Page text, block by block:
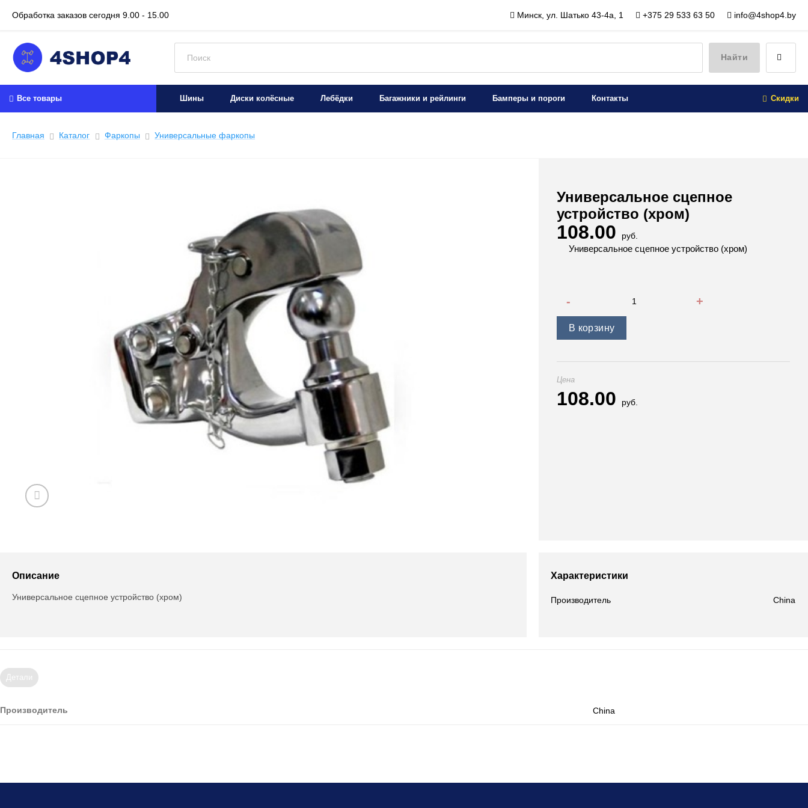
Обработка заказов сегодня 9.00 - 15.00 Минск, ул. Шатько 43-4а, 1 +375 29 533 63 50 info@4shop4.by
Найти
Все товары Шины Диски колёсные Лебёдки Багажники и рейлинги Бамперы и пороги Контакты Скидки
Главная Каталог Фаркопы Универсальные фаркопы
Универсальное сцепное
устройство (хром)
108.00 руб.
Универсальное сцепное устройство (хром)
В корзину
Цена
108.00 руб.
Описание
Универсальное сцепное устройство (хром)
Характеристики
Производитель China
Детали
Производитель China